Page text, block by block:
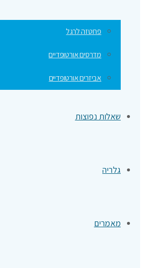
פרוטזה לרגל
מדרסים אורטופדיים
אביזרים אורטופדיים
שאלות נפוצות
גלריה
מאמרים